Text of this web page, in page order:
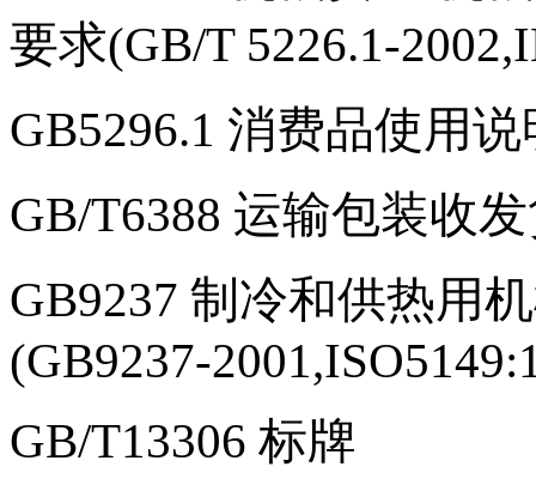
要求(GB/T 5226.1-
GB5296.1 消费品使用说
GB/T6388 运输包装收
GB9237 制冷和供热用
(GB9237-
GB/T13306 标牌